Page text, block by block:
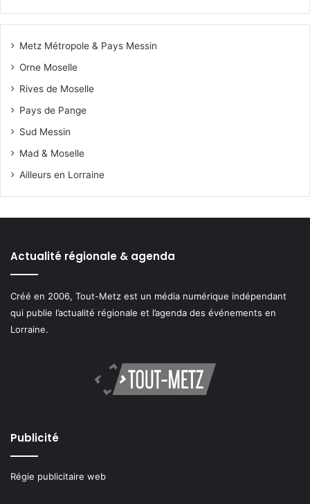
Metz Métropole & Pays Messin
Orne Moselle
Rives de Moselle
Pays de Pange
Sud Messin
Mad & Moselle
Ailleurs en Lorraine
Actualité régionale & agenda
Créé en 2006, Tout-Metz est un média numérique indépendant
qui publie l’actualité régionale et l’agenda des événements en
Lorraine.
Publicité
Régie publicitaire web